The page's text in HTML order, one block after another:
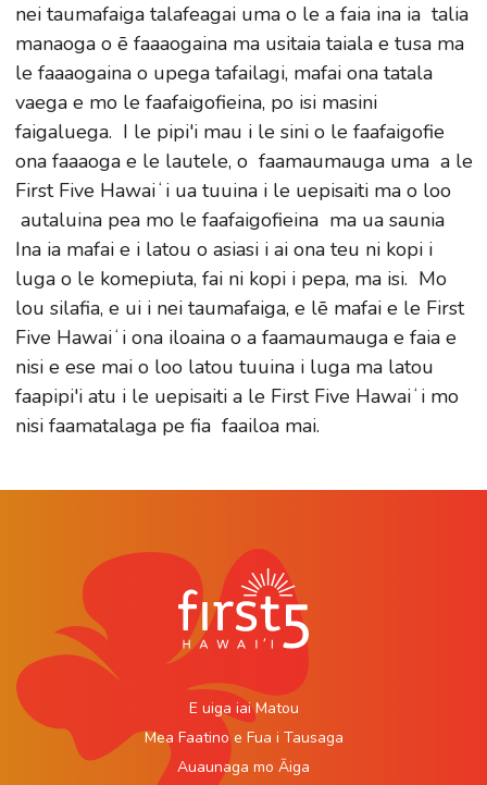
nei taumafaiga talafeagai uma o le a faia ina ia talia
manaoga o ē faaaogaina ma usitaia taiala e tusa ma
le faaaogaina o upega tafailagi, mafai ona tatala
vaega e mo le faafaigofieina, po isi masini
faigaluega. I le pipi'i mau i le sini o le faafaigofie
ona faaaoga e le lautele, o faamaumauga uma a le
First Five Hawaiʻi ua tuuina i le uepisaiti ma o loo
autaluina pea mo le faafaigofieina ma ua saunia
Ina ia mafai e i latou o asiasi i ai ona teu ni kopi i
luga o le komepiuta, fai ni kopi i pepa, ma isi. Mo
lou silafia, e ui i nei taumafaiga, e lē mafai e le First
Five Hawaiʻi ona iloaina o a faamaumauga e faia e
nisi e ese mai o loo latou tuuina i luga ma latou
faapipi'i atu i le uepisaiti a le First Five Hawaiʻi mo
nisi faamatalaga pe fia faailoa mai.
E uiga iai Matou
Mea Faatino e Fua i Tausaga
Auaunaga mo Āiga